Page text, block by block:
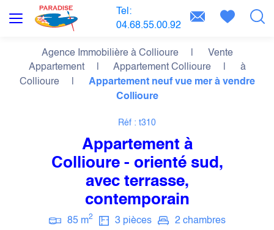
Tel:
04.68.55.00.92
Agence Immobilière à Collioure
Vente
Appartement
Appartement Collioure
à
Collioure
Appartement neuf vue mer à vendre
Collioure
Réf : t310
Appartement à
Collioure - orienté sud,
avec terrasse,
contemporain
85 m2 3 pièces 2 chambres